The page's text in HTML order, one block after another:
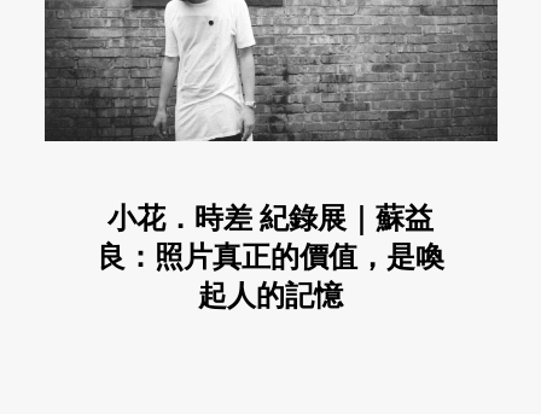
小花．時差 紀錄展｜蘇益
良：照片真正的價值，是喚
起人的記憶